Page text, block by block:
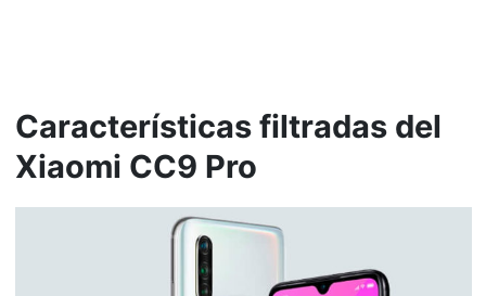
Características filtradas del
Xiaomi CC9 Pro